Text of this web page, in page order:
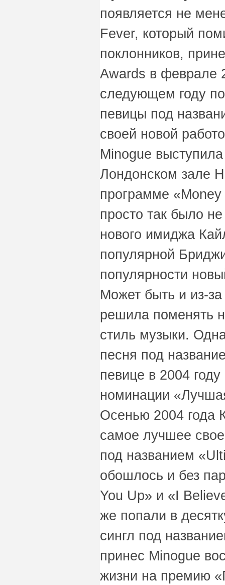
появляется не
Fever, который
поклонников,
Awards в феврале
следующем году
певицы под
своей новой
Minogue
Лондонском зале
программе «Money
просто так было
нового имиджа
популярной
популярности
Может быть и из-за
решила поменять
стиль музыки.
песня под
певице в 2004
номинации
Осенью 2004 года
самое лучшее
под названием
обошлось и без
You Up» и «I
же попали в
сингл под
принес Minogue
жизни на премию